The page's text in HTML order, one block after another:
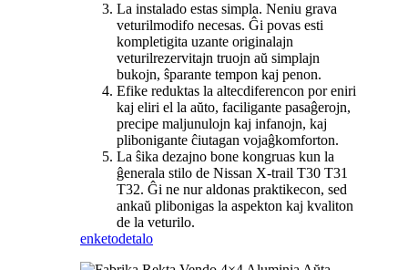
La instalado estas simpla. Neniu grava
veturilmodifo necesas. Ĝi povas esti
kompletigita uzante originalajn
veturilrezervitajn truojn aŭ simplajn
bukojn, ŝparante tempon kaj penon.
Efike reduktas la altecdiferencon por eniri
kaj eliri el la aŭto, faciligante pasaĝerojn,
precipe maljunulojn kaj infanojn, kaj
plibonigante ĉiutagan vojaĝkomforton.
La ŝika dezajno bone kongruas kun la
ĝenerala stilo de Nissan X-trail T30 T31
T32. Ĝi ne nur aldonas praktikecon, sed
ankaŭ plibonigas la aspekton kaj kvaliton
de la veturilo.
enketodetalo